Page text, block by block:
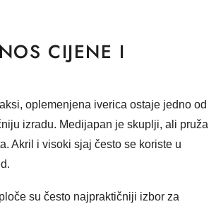
CIJENE I
oplemenjena iverica ostaje jedno od
izradu. Medijapan je skuplji, ali pruža
Akril i visoki sjaj često se koriste u
su često najpraktičniji izbor za